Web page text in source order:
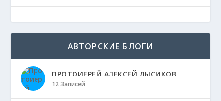
АВТОРСКИЕ БЛОГИ
ПРОТОИЕРЕЙ АЛЕКСЕЙ ЛЫСИКОВ
12 Записей